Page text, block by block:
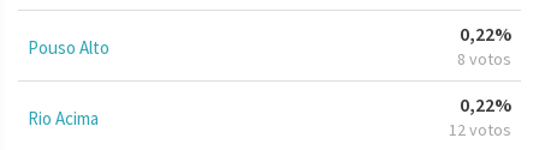
Pouso Alto
0,22%
8 votos
Rio Acima
0,22%
12 votos